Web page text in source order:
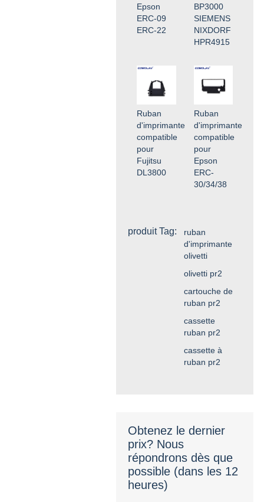
Epson
ERC-09
ERC-22
BP3000
SIEMENS
NIXDORF
HPR4915
Ruban
d'imprimante
compatible
pour
Fujitsu
DL3800
Ruban
d'imprimante
compatible
pour
Epson
ERC-
30/34/38
produit Tag:
ruban
d'imprimante
olivetti
olivetti pr2
cartouche de
ruban pr2
cassette
ruban pr2
cassette à
ruban pr2
Obtenez le dernier
prix? Nous
répondrons dès que
possible (dans les 12
heures)